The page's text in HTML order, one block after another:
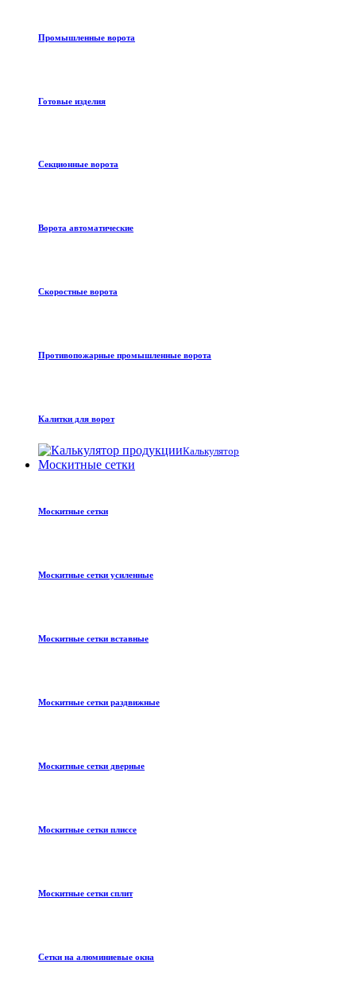
Промышленные ворота
Готовые изделия
Секционные ворота
Ворота автоматические
Скоростные ворота
Противопожарные промышленные ворота
Калитки для ворот
Калькулятор
Москитные сетки
Москитные сетки
Москитные сетки усиленные
Москитные сетки вставные
Москитные сетки раздвижные
Москитные сетки дверные
Москитные сетки плиссе
Москитные сетки сплит
Сетки на алюминиевые окна